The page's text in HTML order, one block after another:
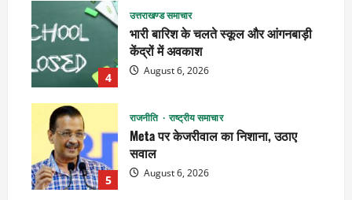
4
उत्तराखण्ड समाचार
भारी बारिश के चलते स्कूल और आंगनबाड़ी
केंद्रों में अवकाश
August 6, 2026
5
राजनीति राष्ट्रीय समाचार
Meta पर केजरीवाल का निशाना, उठाए
सवाल
August 6, 2026